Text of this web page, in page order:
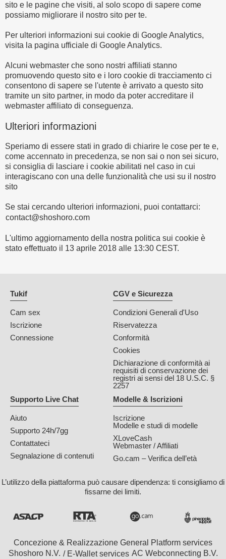
sito e le pagine che visiti, al solo scopo di sapere come
possiamo migliorare il nostro sito per te.
Per ulteriori informazioni sui cookie di Google Analytics,
visita la pagina ufficiale di Google Analytics.
Alcuni webmaster che sono nostri affiliati stanno
promuovendo questo sito e i loro cookie di tracciamento ci
consentono di sapere se l'utente è arrivato a questo sito
tramite un sito partner, in modo da poter accreditare il
webmaster affiliato di conseguenza.
Ulteriori informazioni
Speriamo di essere stati in grado di chiarire le cose per te e,
come accennato in precedenza, se non sai o non sei sicuro,
si consiglia di lasciare i cookie abilitati nel caso in cui
interagiscano con una delle funzionalità che usi su il nostro
sito
Se stai cercando ulteriori informazioni, puoi contattarci:
L'ultimo aggiornamento della nostra politica sui cookie è
stato effettuato il 13 aprile 2018 alle 13:30 CEST.
Tukif
Cam sex
Iscrizione
Connessione
CGV e Sicurezza
Condizioni Generali d'Uso
Riservatezza
Conformità
Cookies
Dichiarazione di conformità ai
requisiti di conservazione dei
registri ai sensi del 18 U.S.C. §
2257
Supporto Live Chat
Aiuto
Supporto 24h/7gg
Contattateci
Segnalazione di contenuti
Modelle & Iscrizioni
Iscrizione
Modelle e studi di modelle
XLoveCash
Webmaster / Affiliati
Go.cam – Verifica dell’età
L’utilizzo della piattaforma può causare dipendenza: ti consigliamo di
fissarne dei limiti.
Concezione & Realizzazione General Platform services
/ E-Wallet services